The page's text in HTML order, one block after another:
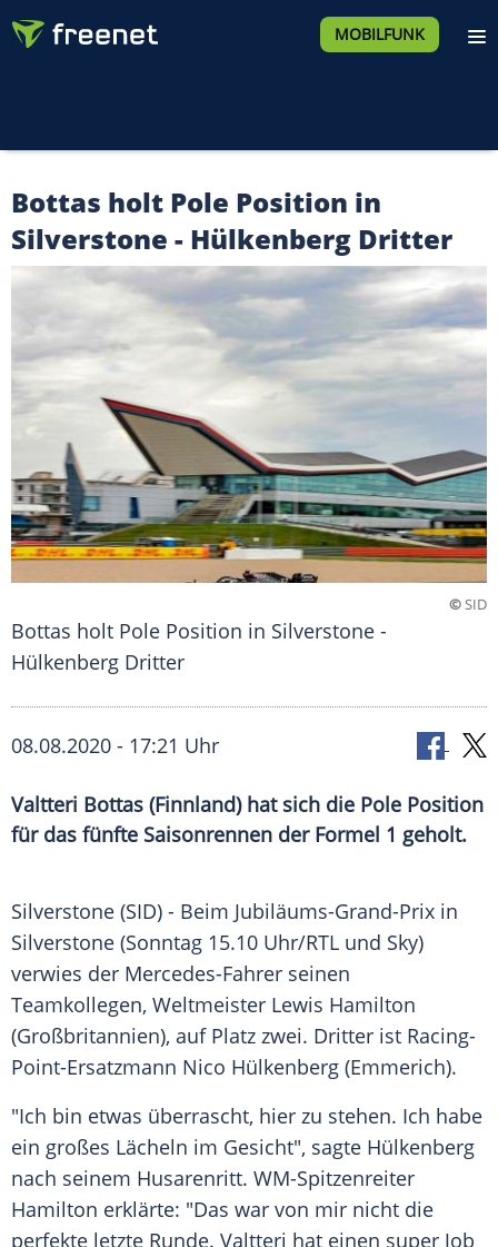
MOBILFUNK
Bottas holt Pole Position in
Silverstone - Hülkenberg Dritter
©SID
Bottas holt Pole Position in Silverstone -
Hülkenberg Dritter
08.08.2020 - 17:21 Uhr
Valtteri Bottas (Finnland) hat sich die Pole Position
für das fünfte Saisonrennen der Formel 1 geholt.
Silverstone (SID) - Beim Jubiläums-Grand-Prix in
Silverstone (Sonntag 15.10 Uhr/RTL und Sky)
verwies der Mercedes-Fahrer seinen
Teamkollegen, Weltmeister Lewis Hamilton
(Großbritannien), auf Platz zwei. Dritter ist Racing-
Point-Ersatzmann Nico Hülkenberg (Emmerich).
"Ich bin etwas überrascht, hier zu stehen. Ich habe
ein großes Lächeln im Gesicht", sagte Hülkenberg
nach seinem Husarenritt. WM-Spitzenreiter
Hamilton erklärte: "Das war von mir nicht die
perfekte letzte Runde. Valtteri hat einen super Job